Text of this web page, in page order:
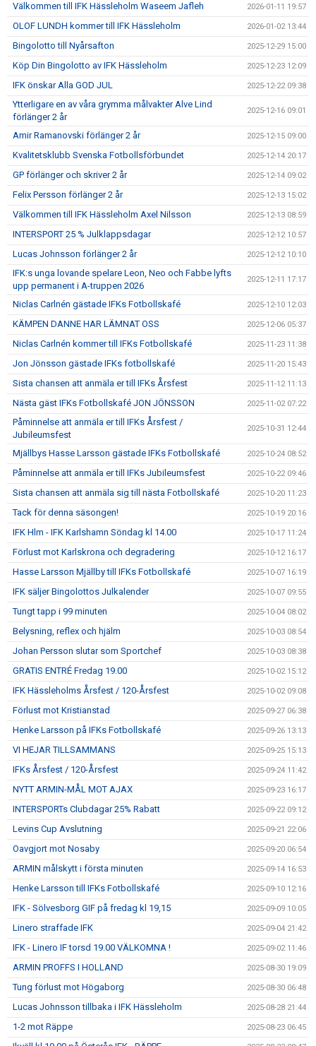
Välkommen till IFK Hässleholm Waseem Jafleh 2026-01-11 19:57
OLOF LUNDH kommer till IFK Hässleholm 2026-01-02 13:44
Bingolotto till Nyårsafton 2025-12-29 15:00
Köp Din Bingolotto av IFK Hässleholm 2025-12-23 12:09
IFK önskar Alla GOD JUL 2025-12-22 09:38
Ytterligare en av våra grymma målvakter Alve Lind
förlänger 2 år
2025-12-16 09:01
Amir Ramanovski förlänger 2 år 2025-12-15 09:00
Kvalitetsklubb Svenska Fotbollsförbundet 2025-12-14 20:17
GP förlänger och skriver 2 år 2025-12-14 09:02
Felix Persson förlänger 2 år 2025-12-13 15:02
Välkommen till IFK Hässleholm Axel Nilsson 2025-12-13 08:59
INTERSPORT 25 % Julklappsdagar 2025-12-12 10:57
Lucas Johnsson förlänger 2 år 2025-12-12 10:10
IFK:s unga lovande spelare Leon, Neo och Fabbe lyfts
upp permanent i A-truppen 2026
2025-12-11 17:17
Niclas Carlnén gästade IFKs Fotbollskafé 2025-12-10 12:03
KÄMPEN DANNE HAR LÄMNAT OSS 2025-12-06 05:37
Niclas Carlnén kommer till IFKs Fotbollskafé 2025-11-23 11:38
Jon Jönsson gästade IFKs fotbollskafé 2025-11-20 15:43
Sista chansen att anmäla er till IFKs Årsfest 2025-11-12 11:13
Nästa gäst IFKs Fotbollskafé JON JÖNSSON 2025-11-02 07:22
Påminnelse att anmäla er till IFKs Årsfest /
Jubileumsfest
2025-10-31 12:44
Mjällbys Hasse Larsson gästade IFKs Fotbollskafé 2025-10-24 08:52
Påminnelse att anmäla er till IFKs Jubileumsfest 2025-10-22 09:46
Sista chansen att anmäla sig till nästa Fotbollskafé 2025-10-20 11:23
Tack för denna säsongen! 2025-10-19 20:16
IFK Hlm - IFK Karlshamn Söndag kl 14.00 2025-10-17 11:24
Förlust mot Karlskrona och degradering 2025-10-12 16:17
Hasse Larsson Mjällby till IFKs Fotbollskafé 2025-10-07 16:19
IFK säljer Bingolottos Julkalender 2025-10-07 09:55
Tungt tapp i 99 minuten 2025-10-04 08:02
Belysning, reflex och hjälm 2025-10-03 08:54
Johan Persson slutar som Sportchef 2025-10-03 08:38
GRATIS ENTRÉ Fredag 19.00 2025-10-02 15:12
IFK Hässleholms Årsfest / 120-Årsfest 2025-10-02 09:08
Förlust mot Kristianstad 2025-09-27 06:38
Henke Larsson på IFKs Fotbollskafé 2025-09-26 13:13
VI HEJAR TILLSAMMANS 2025-09-25 15:13
IFKs Årsfest / 120-Årsfest 2025-09-24 11:42
NYTT ARMIN-MÅL MOT AJAX 2025-09-23 16:17
INTERSPORTs Clubdagar 25% Rabatt 2025-09-22 09:12
Levins Cup Avslutning 2025-09-21 22:06
Oavgjort mot Nosaby 2025-09-20 06:54
ARMIN målskytt i första minuten 2025-09-14 16:53
Henke Larsson till IFKs Fotbollskafé 2025-09-10 12:16
IFK - Sölvesborg GIF på fredag kl 19,15 2025-09-09 10:05
Linero straffade IFK 2025-09-04 21:42
IFK - Linero IF torsd 19.00 VÄLKOMNA ! 2025-09-02 11:46
ARMIN PROFFS I HOLLAND 2025-08-30 19:09
Tung förlust mot Högaborg 2025-08-30 06:48
Lucas Johnsson tillbaka i IFK Hässleholm 2025-08-28 21:44
1-2 mot Räppe 2025-08-23 06:45